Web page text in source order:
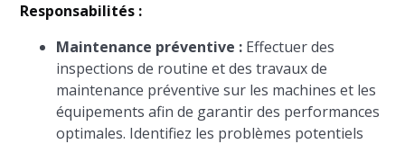
Responsabilités :
Maintenance préventive : Effectuer des
inspections de routine et des travaux de
maintenance préventive sur les machines et les
équipements afin de garantir des performances
optimales. Identifiez les problèmes potentiels